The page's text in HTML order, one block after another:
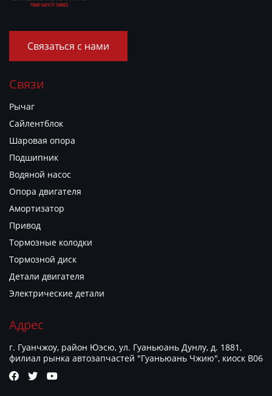
Связаться с нами
Связи
Рычаг
Сайлентблок
Шаровая опора
Подшипник
Водяной насос
Опора двигателя
Амортизатор
Привод
Тормозные колодки
Тормозной диск
Детали двигателя
Электрические детали
Адрес
г. Гуанчжоу, район Юэсю, ул. Гуаньюань Дунлу, д. 1881,
филиал рынка автозапчастей "Гуаньюань Чжию", киоск B06
  